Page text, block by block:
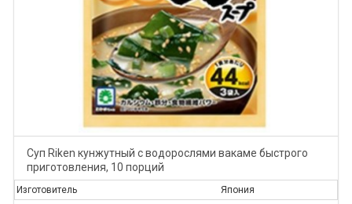
Суп Riken кунжутный с водорослями вакаме быстрого
приготовления, 10 порций
Изготовитель Япония